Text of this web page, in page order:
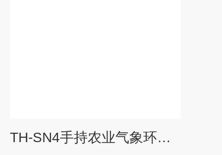
TH-SN4手持农业气象环境检测仪